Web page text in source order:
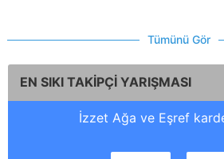
Tümünü Gör
EN SIKI TAKİPÇİ YARIŞMASI
İzzet Ağa ve Eşref